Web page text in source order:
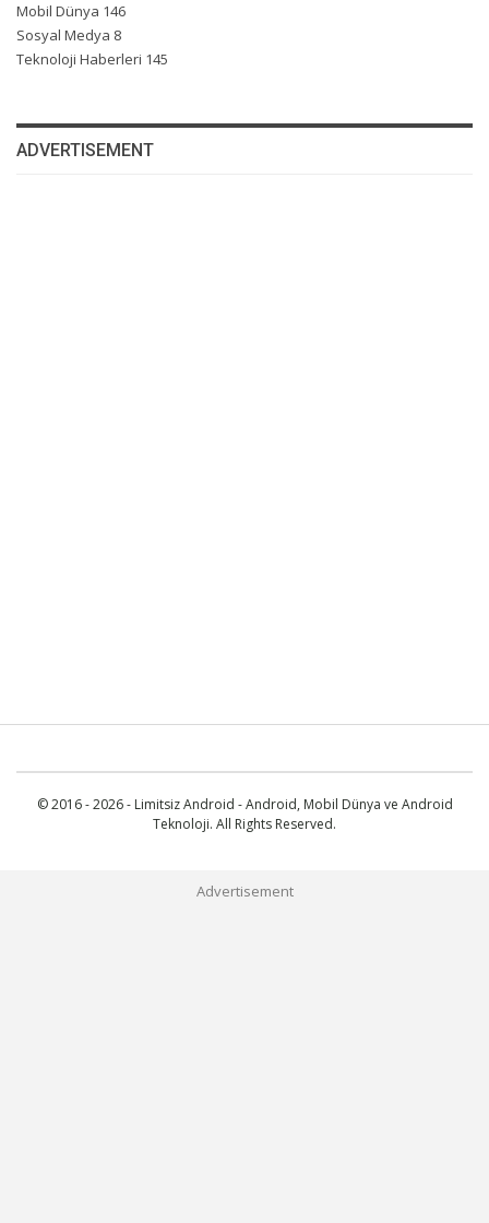
Mobil Dünya 146
Sosyal Medya 8
Teknoloji Haberleri 145
ADVERTISEMENT
© 2016 - 2026 - Limitsiz Android - Android, Mobil Dünya ve Android
Teknoloji. All Rights Reserved.
Advertisement